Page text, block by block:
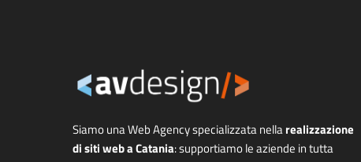
Siamo una Web Agency specializzata nellarealizzazione
di siti web a Catania: supportiamo le aziende in tutta